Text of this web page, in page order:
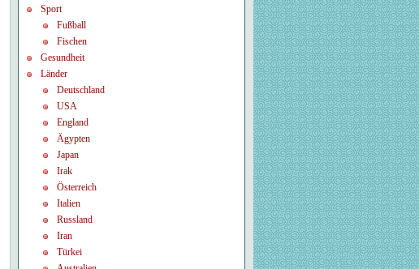
Sport
Fußball
Fischen
Gesundheit
Länder
Deutschland
USA
England
Ägypten
Japan
Irak
Österreich
Italien
Russland
Iran
Türkei